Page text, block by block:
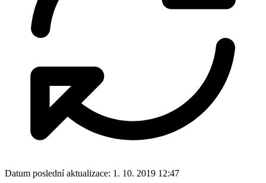
Datum poslední aktualizace: 1. 10. 2019 12:47